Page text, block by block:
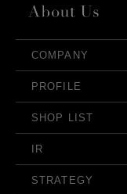
COMPANY
PROFILE
SHOP LIST
IR
STRATEGY